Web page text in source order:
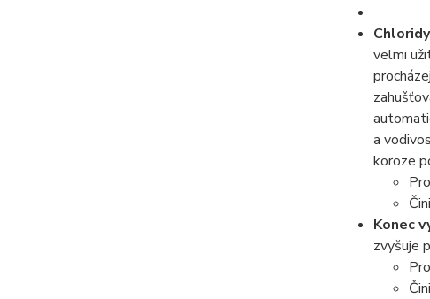
Chloridy
velmi
a
koroze
Konec
zvyšuje